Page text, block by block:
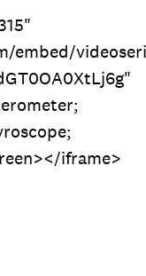
embed/
iframe>